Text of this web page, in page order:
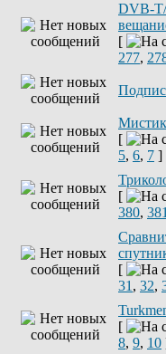
DVB-
[
277,
[
5, 6, 7 ]
[
380, 381
[
31 , 32,
[
8, 9, 10